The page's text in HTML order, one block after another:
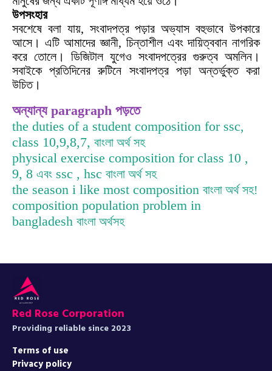
উপসংহার
সবশেষে বলা যায়, সংবাদপত্র পড়ার অভ্যাস বহুভাবে উপকারে
আসে। এটি আমাদের জ্ঞানী, চিন্তাশীল এবং দায়িত্ববান নাগরিক
করে তোলে। ডিজিটাল যুগেও সংবাদপত্রের গুরুত্ব অমলিন।
সবাইকে প্রতিদিনের রুটিনে সংবাদপত্র পড়া অন্তর্ভুক্ত করা
উচিত।
অন্যান্য paragraph পড়তে
the duties of a student composition for ssc,
class 10,9,8,7, বাংলা অর্থ সহ
physical exercise composition for class 10 ,
9, 8 এবং ssc , hsc বাংলা অর্থ সহ
the season i like most composition বাংলা অর্থ সহ!
composition population problem in
bangladesh বাংলা অর্থসহ
Red Rose Corporation
Providing reliable since 2023
Terms of use
Privacy policy